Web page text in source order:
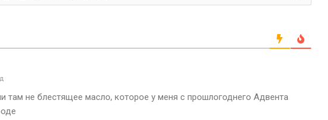
там не блестящее масло, которое у меня с прошлогоднего Адвента